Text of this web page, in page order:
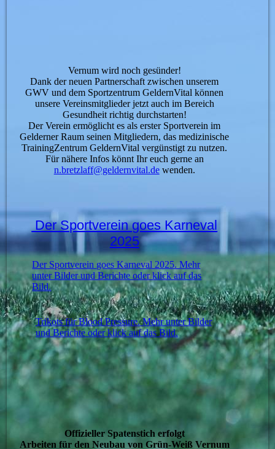
Vernum wird noch gesünder!
Dank der neuen Partnerschaft zwischen unserem
GWV und dem Sportzentrum GeldernVital können
unsere Vereinsmitglieder jetzt auch im Bereich
Gesundheit richtig durchstarten!
Der Verein ermöglicht es als erster Sportverein im
Gelderner Raum seinen Mitgliedern, das medizinische
TrainingZentrum GeldernVital vergünstigt zu nutzen.
Für nähere Infos könnt Ihr euch gerne an
n.bretzlaff@geldernvital.dewenden.
Der Sportverein goes Karneval
2025
Der Sportverein goes Karneval 2025. Mehr
unter Bilder und Berichte oder klick auf das
Bild.
Trikots für Blood Pressure. Mehr unter Bilder
und Berichte oder klick auf das Bild.
Offizieller Spatenstich erfolgt
Arbeiten für den Neubau von Grün-Weiß Vernum